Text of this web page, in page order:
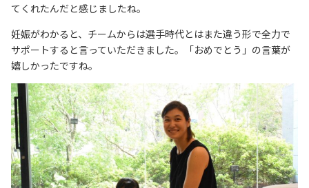
てくれたんだと感じましたね。
妊娠がわかると、チームからは選手時代とはまた違う形で全力で
サポートすると言っていただきました。「おめでとう」の言葉が
嬉しかったですね。